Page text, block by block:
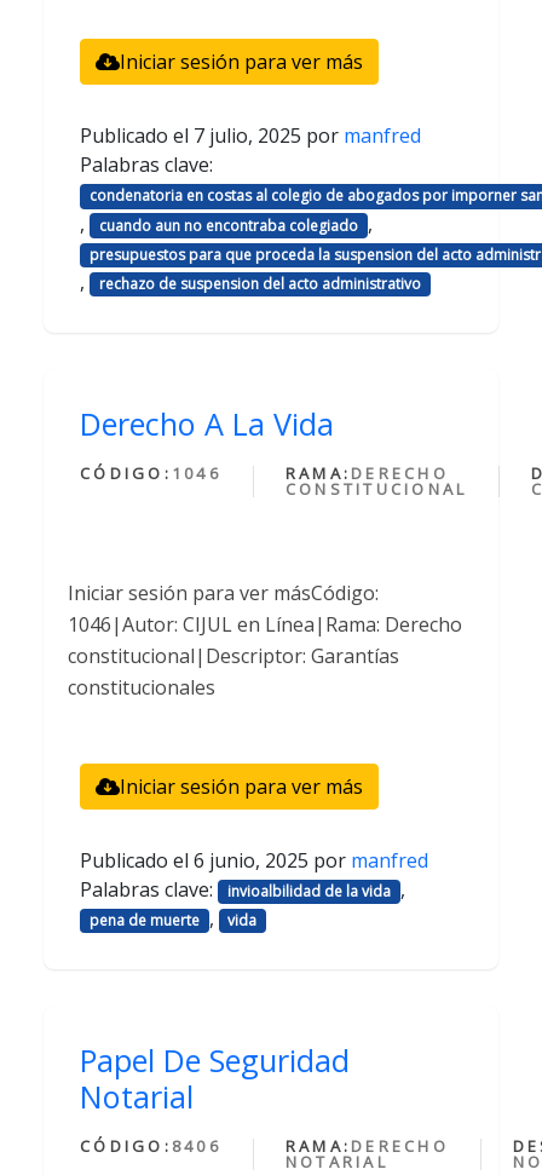
Iniciar sesión para ver más
Publicado el 7 julio, 2025 por manfred
Palabras clave:
condenatoria en costas al colegio de abogados por imporner
, cuando aun no encontraba colegiado ,
presupuestos para que proceda la suspension del acto
, rechazo de suspension del acto administrativo
Derecho A La Vida
CÓDIGO: 1046 RAMA: DERECHO
CONSTITUCIONAL
Iniciar sesión para ver másCódigo:
1046|Autor: CIJUL en Línea|Rama: Derecho
constitucional|Descriptor: Garantías
constitucionales
Iniciar sesión para ver más
Publicado el 6 junio, 2025 por manfred
Palabras clave:
invioalbilidad de la vida ,
pena de muerte , vida
Papel De Seguridad
Notarial
CÓDIGO: 8406 RAMA: DERECHO
NOTARIAL